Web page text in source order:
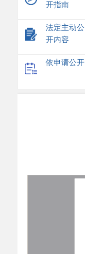
开指南
法定主动公
开内容
依申请公开